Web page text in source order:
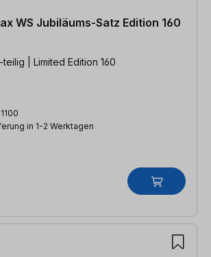
WS Jubiläums-Satz Edition 160
teilig | Limited Edition 160
in 1-2 Werktagen